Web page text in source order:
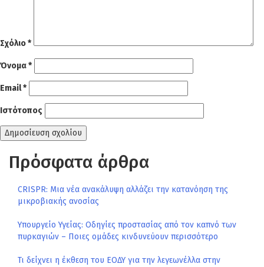
Σχόλιο*
Όνομα*
Email*
Ιστότοπος
Πρόσφατα άρθρα
CRISPR: Μια νέα ανακάλυψη αλλάζει την κατανόηση της
μικροβιακής ανοσίας
Υπουργείο Υγείας: Οδηγίες προστασίας από τον καπνό των
πυρκαγιών – Ποιες ομάδες κινδυνεύουν περισσότερο
Τι δείχνει η έκθεση του ΕΟΔΥ για την λεγεωνέλλα στην